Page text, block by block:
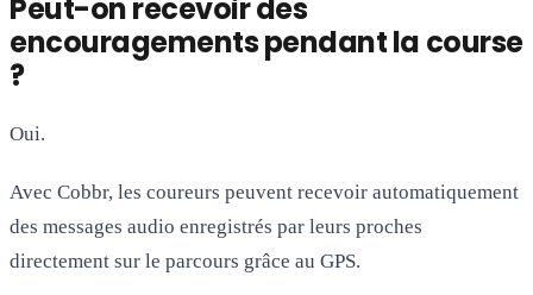
Peut-on recevoir des
encouragements pendant la course
?
Oui.
Avec Cobbr, les coureurs peuvent recevoir automatiquement
des messages audio enregistrés par leurs proches
directement sur le parcours grâce au GPS.